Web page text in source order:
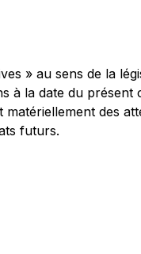
» au sens de la
à la date du présent
des
futurs.